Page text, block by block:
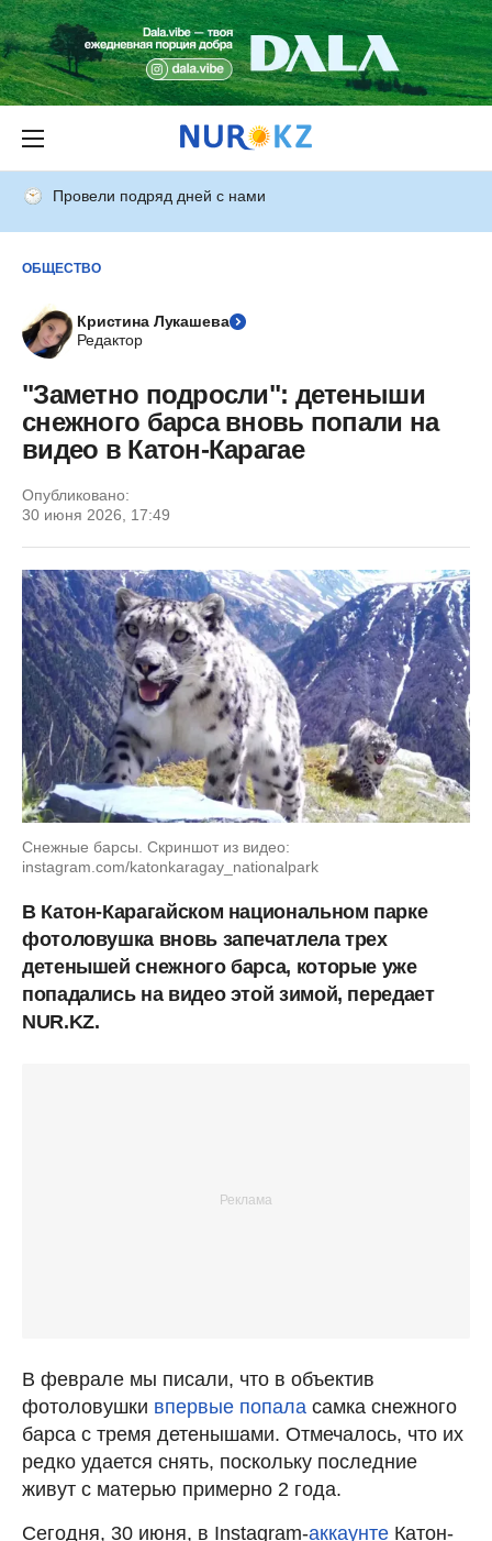
Провели подряд дней с нами
ОБЩЕСТВО
Кристина Лукашева
Редактор
"Заметно подросли": детеныши
снежного барса вновь попали на
видео в Катон-Карагае
Опубликовано:
30 июня 2026, 17:49
Снежные барсы. Скриншот из видео:
instagram.com/katonkaragay_nationalpark
В Катон-Карагайском национальном парке
фотоловушка вновь запечатлела трех
детенышей снежного барса, которые уже
попадались на видео этой зимой, передает
NUR.KZ.
В феврале мы писали, что в объектив
фотоловушки впервые попала самка снежного
барса с тремя детенышами. Отмечалось, что их
редко удается снять, поскольку последние
живут с матерью примерно 2 года.
Сегодня, 30 июня, в Instagram-аккаунте Катон-